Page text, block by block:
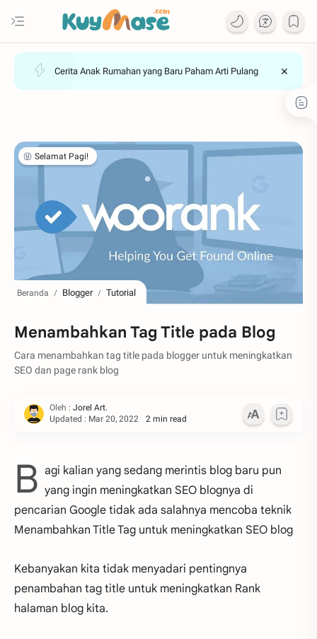
Review Printer Multifungsi Fujifilm Apeos C3070 dan
Apeos C325z untuk Efisiensi Perkantoran
Beranda Blogger Tutorial
Menambahkan Tag Title pada Blog
Cara menambahkan tag title pada blogger untuk meningkatkan
SEO dan page rank blog
2 min read
B agi kalian yang sedang merintis blog baru pun
yang ingin meningkatkan SEO blognya di
pencarian Google tidak ada salahnya mencoba teknik
Menambahkan Title Tag untuk meningkatkan SEO blog
Kebanyakan kita tidak menyadari pentingnya
penambahan tag title untuk meningkatkan Rank
halaman blog kita.